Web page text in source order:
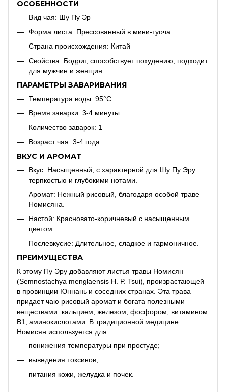
ОСОБЕННОСТИ
Вид чая: Шу Пу Эр
Форма листа: Прессованный в мини-туоча
Страна происхождения: Китай
Свойства: Бодрит, способствует похудению, подходит
для мужчин и женщин
ПАРАМЕТРЫ ЗАВАРИВАНИЯ
Температура воды: 95°C
Время заварки: 3-4 минуты
Количество заварок: 1
Возраст чая: 3-4 года
ВКУС И АРОМАТ
Вкус: Насыщенный, с характерной для Шу Пу Эру
терпкостью и глубокими нотами.
Аромат: Нежный рисовый, благодаря особой траве
Номисяна.
Настой: Красновато-коричневый с насыщенным
цветом.
Послевкусие: Длительное, сладкое и гармоничное.
ПРЕИМУЩЕСТВА
К этому Пу Эру добавляют листья травы Номисян
(Semnostachya menglaensis H. P. Tsui), произрастающей
в провинции Юннань и соседних странах. Эта трава
придает чаю рисовый аромат и богата полезными
веществами: кальцием, железом, фосфором, витамином
B1, аминокислотами.
В традиционной медицине
Номисян используется для:
понижения температуры при простуде;
выведения токсинов;
питания кожи, желудка и почек.